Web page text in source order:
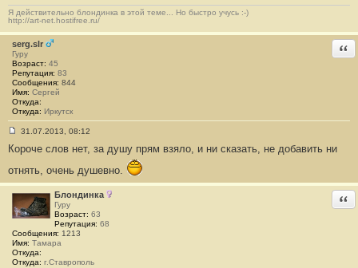
б
щ
е
н
и
е
#
1
4
Я действительно блондинка в этой теме... Но быстро учусь :-)
http://art-net.hostifree.ru/
serg.slr
Гуру
Возраст: 45
Репутация: 83
Сообщения: 844
Имя: Сергей
Откуда:
Откуда: Иркутск
о
о
б
щ
е
н
и
е
1
5
31.07.2013, 08:12
Короче слов нет, за душу прям взяло, и ни сказать, не добавить ни
отнять, очень душевно.
Блондинка
Гуру
Возраст: 63
Репутация: 68
Сообщения: 1213
Имя: Тамара
Откуда:
Откуда: г.Ставрополь